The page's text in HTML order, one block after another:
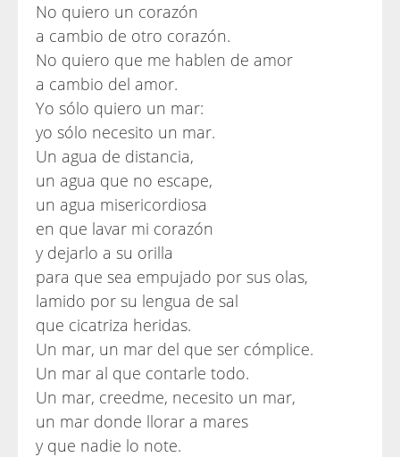
No quiero un corazón
a cambio de otro corazón.
No quiero que me hablen de amor
a cambio del amor.
Yo sólo quiero un mar:
yo sólo necesito un mar.
Un agua de distancia,
un agua que no escape,
un agua misericordiosa
en que lavar mi corazón
y dejarlo a su orilla
para que sea empujado por sus olas,
lamido por su lengua de sal
que cicatriza heridas.
Un mar, un mar del que ser cómplice.
Un mar al que contarle todo.
Un mar, creedme, necesito un mar,
un mar donde llorar a mares
y que nadie lo note.